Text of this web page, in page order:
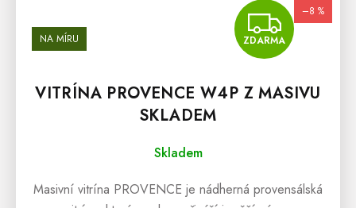
NA MÍRU ZDARMA
–8 %
VITRÍNA PROVENCE W4P Z MASIVU
SKLADEM
Skladem
Masivní vitrína PROVENCE je nádherná provensálská